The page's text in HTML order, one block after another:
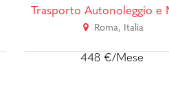
Trasporto Autonoleggio e
Ceccano, Italia
426 €/Mese